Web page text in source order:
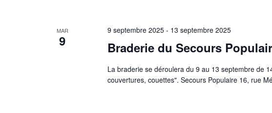
MAR
9 Braderie du Secours
9 septembre 2025- 13 septembre 2025
La braderie se déroulera du 9 au 13 septembre de
couvertures, couettes". Secours Populaire 16, rue